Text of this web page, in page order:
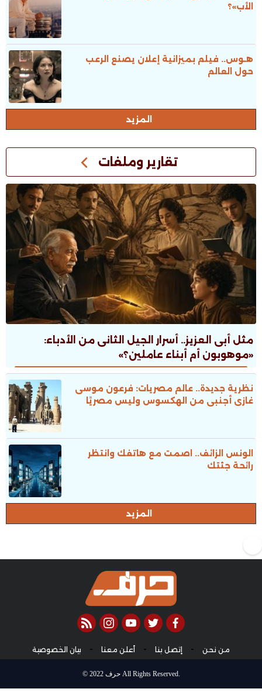
الأب»؟
هـوس.. فيلم بميزانية إعلان يصنع الرعب
حول العالم
المزيد
تقارير وملفات
مثل أبى العزيز.. أسرار الجيل الثانى من الأدباء:
«موهوبون أم أبناء عاملين؟»
نظرية جديدة.. عالم مصريات: فرعون موسى
غازى أجنبى من الهكسوس وليس مصريًا
الونس الزائف.. اصمت مع هاتفك وانتظر
رائحة جثتك
المزيد
facebook
twitter
youtube
instagram
rss feed
من نحن - إتصل بنا - أعلن معنا - بيان الخصوصية
© 2022 حرف All Rights Reserved.